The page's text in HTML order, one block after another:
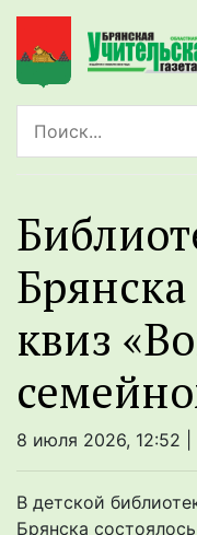
квиз
8 июля 2026, 12:52 |
В детской
Брянска